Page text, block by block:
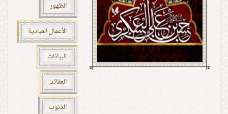
الظهور
الأعمال العبادية
البيانات
العقائد
الذنوب